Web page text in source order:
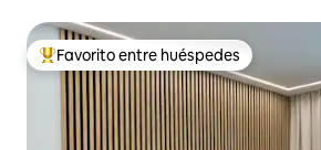
Favorito entre huéspedes preferido
Favorito entre huéspedes